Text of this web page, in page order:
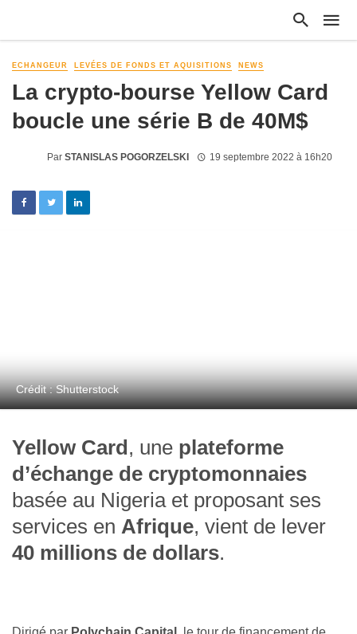
ECHANGEUR LEVÉES DE FONDS ET AQUISITIONS NEWS
La crypto-bourse Yellow Card
boucle une série B de 40M$
Par STANISLAS POGORZELSKI 19 septembre 2022 à 16h20
Crédit : Shutterstock
Yellow Card , une plateforme
d’échange de cryptomonnaies
basée au Nigeria et proposant ses
services en Afrique, vient de lever
40 millions de dollars.